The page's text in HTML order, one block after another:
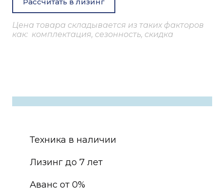
Цена товара складывается из таких факторов
как: комплектация, сезонность, скидка
Техника в наличии
Лизинг до 7 лет
Аванс от 0%